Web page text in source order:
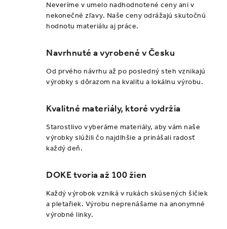
Neveríme v umelo nadhodnotené ceny ani v
nekonečné zľavy. Naše ceny odrážajú skutočnú
hodnotu materiálu aj práce.
Navrhnuté a vyrobené v Česku
Od prvého návrhu až po posledný steh vznikajú
výrobky s dôrazom na kvalitu a lokálnu výrobu.
Kvalitné materiály, ktoré vydržia
Starostlivo vyberáme materiály, aby vám naše
výrobky slúžili čo najdlhšie a prinášali radosť
každý deň.
DOKE tvoria až 100 žien
Každý výrobok vzniká v rukách skúsených šičiek
a pletařiek. Výrobu neprenášame na anonymné
výrobné linky.